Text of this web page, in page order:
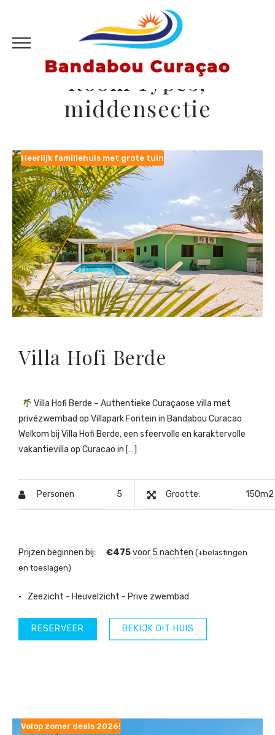
Room Types;
middensectie
Heerlijk familiehuis met grote tuin
Villa Hofi Berde
Villa Hofi Berde – Authentieke Curaçaose villa met
privézwembad op Villapark Fontein in Bandabou Curacao
Welkom bij Villa Hofi Berde, een sfeervolle en karaktervolle
vakantievilla op Curacao in […]
Personen 5 Grootte: 150m2
Prijzen beginnen bij: €475voor 5 nachten (+belastingen
en toeslagen)
Zeezicht - Heuvelzicht - Prive zwembad
BEKIJK DIT HUIS
RESERVEER
Volop zomer deals 2026!